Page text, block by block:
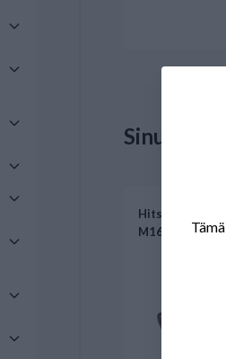
Sinua
Hitsattava
M16 Nobili